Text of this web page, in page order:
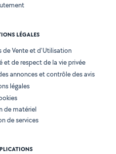
LÉGALES
de Vente et d'Utilisation
de respect de la vie privée
annonces et contrôle des avis
légales
de matériel
de services